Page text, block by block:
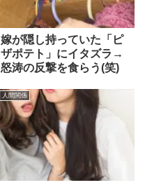
嫁が隠し持っていた「ピ
ザポテト」にイタズラ→
怒涛の反撃を食らう(笑)
人間関係